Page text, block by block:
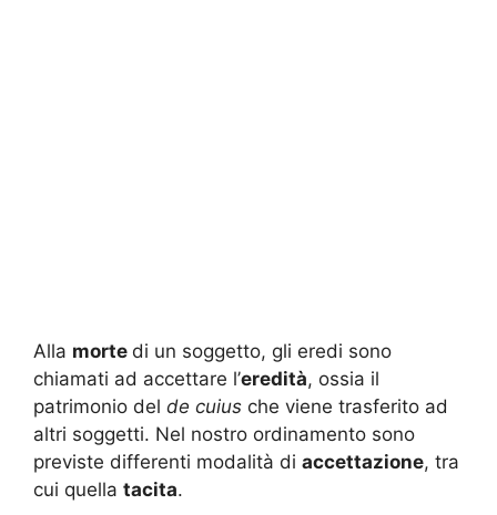
Alla morte di un soggetto, gli eredi sono
chiamati ad accettare l’eredità, ossia il
patrimonio del de cuius che viene trasferito ad
altri soggetti. Nel nostro ordinamento sono
previste differenti modalità di accettazione, tra
cui quella tacita.